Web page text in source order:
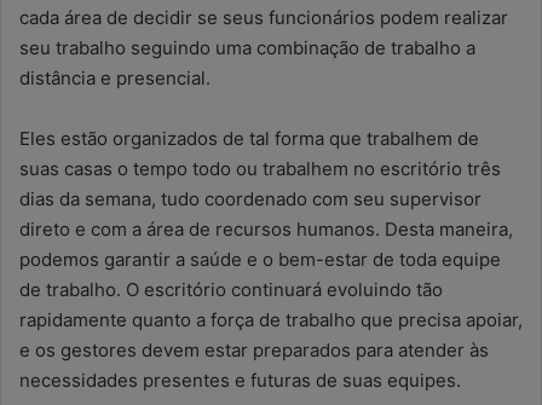
cada área de decidir se seus funcionários podem realizar
seu trabalho seguindo uma combinação de trabalho a
distância e presencial.
Eles estão organizados de tal forma que trabalhem de
suas casas o tempo todo ou trabalhem no escritório três
dias da semana, tudo coordenado com seu supervisor
direto e com a área de recursos humanos. Desta maneira,
podemos garantir a saúde e o bem-estar de toda equipe
de trabalho. O escritório continuará evoluindo tão
rapidamente quanto a força de trabalho que precisa apoiar,
e os gestores devem estar preparados para atender às
necessidades presentes e futuras de suas equipes.